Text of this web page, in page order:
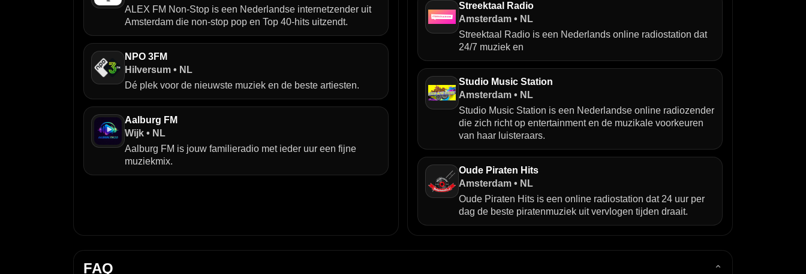
ALEX FM Non‑Stop is een Nederlandse internetzender uit
Amsterdam die non‑stop pop en Top 40‑hits uitzendt.
NPO 3FM
Hilversum • NL
Dé plek voor de nieuwste muziek en de beste artiesten.
Aalburg FM
Wijk • NL
Aalburg FM is jouw familieradio met ieder uur een fijne
muziekmix.
Streektaal Radio
Amsterdam • NL
Streektaal Radio is een Nederlands online radiostation dat
24/7 muziek en
Studio Music Station
Amsterdam • NL
Studio Music Station is een Nederlandse online radiozender
die zich richt op entertainment en de muzikale voorkeuren
van haar luisteraars.
Oude Piraten Hits
Amsterdam • NL
Oude Piraten Hits is een online radiostation dat 24 uur per
dag de beste piratenmuziek uit vervlogen tijden draait.
FAQ ⌄